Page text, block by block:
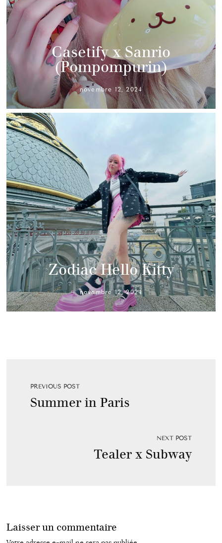
Casetify x Sanrio
(Pompompurin)
novembre 12, 2024
Zodiac Hello Kitty
novembre 12, 2024
PREVIOUS POST
Summer in Paris
NEXT POST
Tealer x Subway
Laisser un commentaire